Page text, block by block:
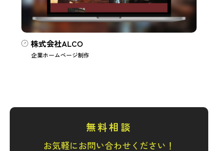
株式会社ALCO
企業ホームページ制作
無料相談
お気軽にお問い合わせください！